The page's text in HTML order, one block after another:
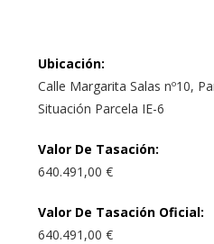
Ubicación:
Calle Margarita Salas nº10,
Situación Parcela IE-6
Valor De Tasación:
640.491,00 €
Valor De Tasación Oficial:
640.491,00 €